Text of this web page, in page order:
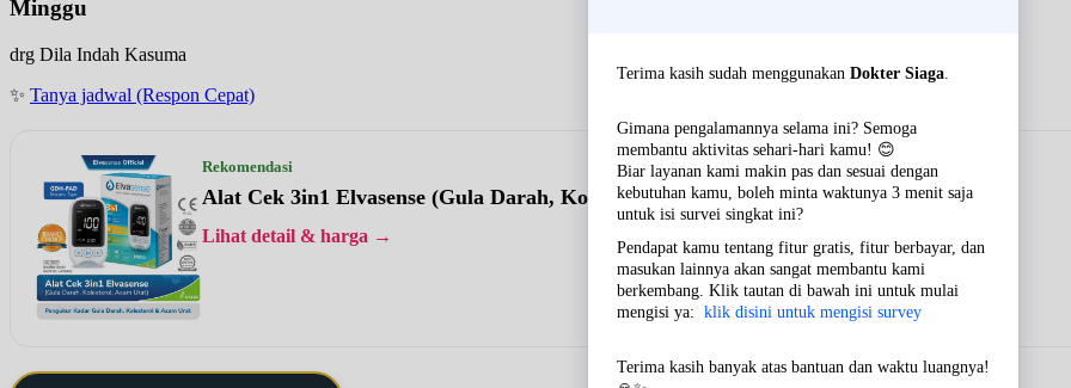
Minggu
drg Dila Indah Kasuma
✨ Tanya jadwal (Respon Cepat)
Rekomendasi
Alat Cek 3in1 Elvasense (Gula Darah, Kolesterol & Asam Urat)
Lihat detail & harga →